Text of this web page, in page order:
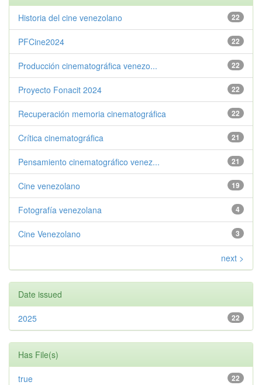
22
Historia del cine venezolano
22
PFCine2024
22
Producción cinematográfica venezo...
22
Proyecto Fonacit 2024
22
Recuperación memoria cinematográfica
21
Crítica cinematográfica
21
Pensamiento cinematográfico venez...
19
Cine venezolano
4
Fotografía venezolana
3
Cine Venezolano
next >
Date issued
22
2025
Has File(s)
22
true